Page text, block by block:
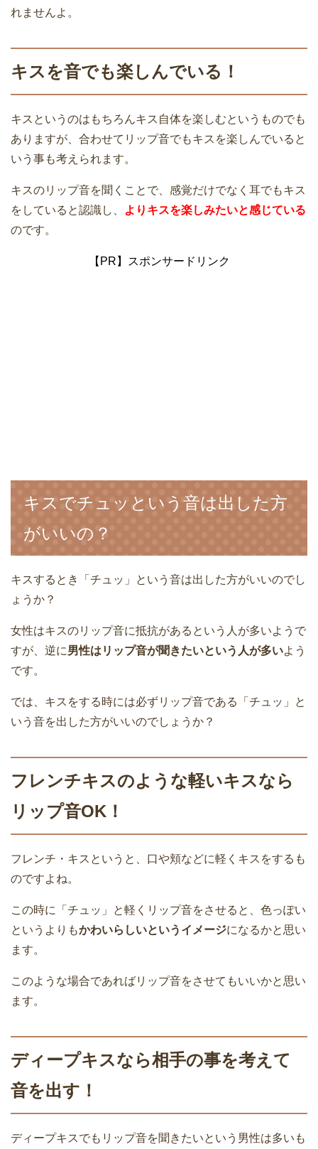
れませんよ。
キスを音でも楽しんでいる！
キスというのはもちろんキス自体を楽しむというものでも
ありますが、合わせてリップ音でもキスを楽しんでいると
いう事も考えられます。
キスのリップ音を聞くことで、感覚だけでなく耳でもキス
をしていると認識し、
よりキスを楽しみたいと感じている
のです。
【PR】スポンサードリンク
キスでチュッという音は出した方
がいいの？
キスするとき「チュッ」という音は出した方がいいのでし
ょうか？
女性はキスのリップ音に抵抗があるという人が多いようで
すが、逆に男性はリップ音が聞きたいという人が多いよう
です。
では、キスをする時には必ずリップ音である「チュッ」と
いう音を出した方がいいのでしょうか？
フレンチキスのような軽いキスなら
リップ音OK！
フレンチ・キスというと、口や頬などに軽くキスをするも
のですよね。
この時に「チュッ」と軽くリップ音をさせると、色っぽい
というよりもかわいらしいというイメージになるかと思い
ます。
このような場合であればリップ音をさせてもいいかと思い
ます。
ディープキスなら相手の事を考えて
音を出す！
ディープキスでもリップ音を聞きたいという男性は多いも